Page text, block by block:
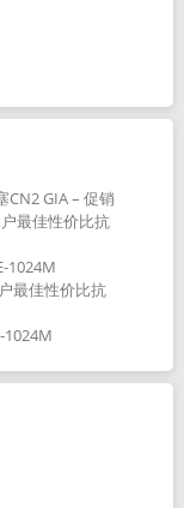
GIA – 促销
最佳性价比抗
1024M
最佳性价比抗
1024M